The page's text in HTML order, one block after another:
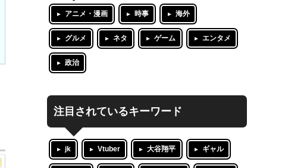
アニメ・漫画 時事 海外
グルメ ネタ ゲーム エンタメ
政治
注目されているキーワード
jk Vtuber 大谷翔平 ギャル